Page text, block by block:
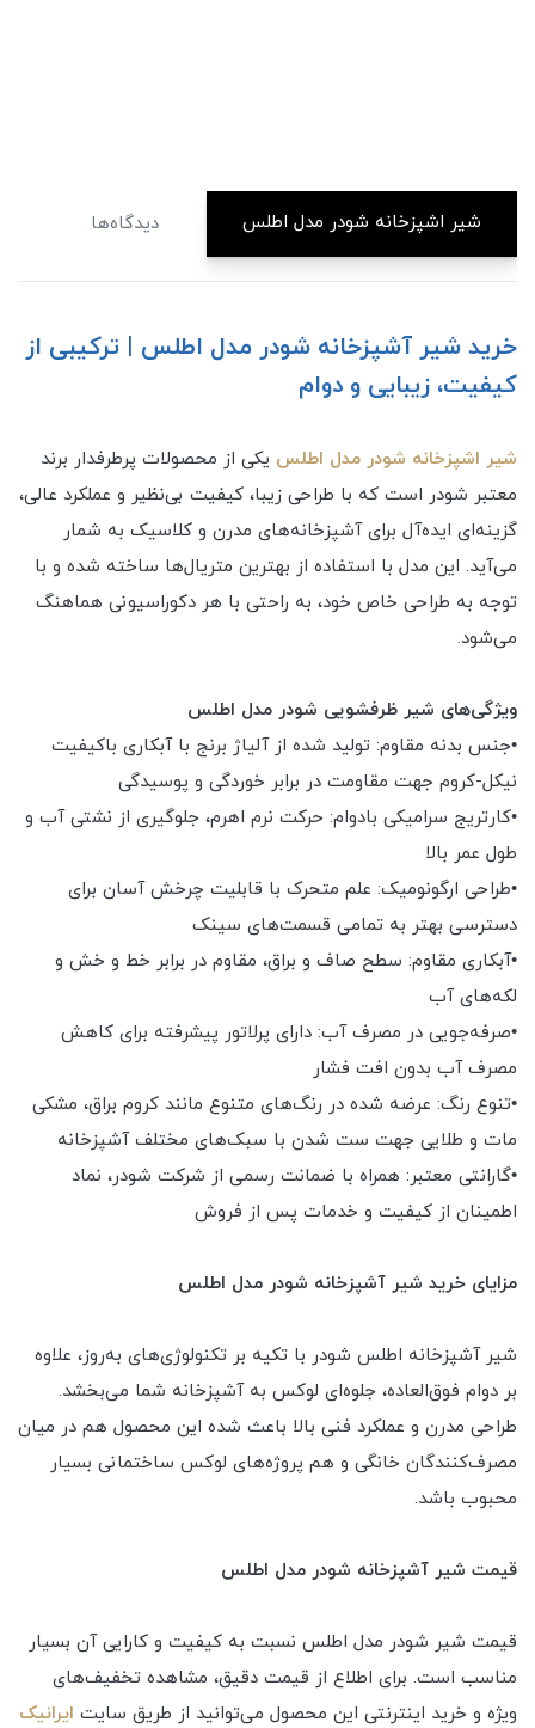
شیر اشپزخانه شودر مدل اطلس دیدگاه‌ها
خرید شیر آشپزخانه شودر مدل اطلس | ترکیبی از
کیفیت، زیبایی و دوام
شیر اشپزخانه شودر مدل اطلس یکی از محصولات پرطرفدار برند
معتبر شودر است که با طراحی زیبا، کیفیت بی‌نظیر و عملکرد عالی،
گزینه‌ای ایده‌آل برای آشپزخانه‌های مدرن و کلاسیک به شمار
می‌آید. این مدل با استفاده از بهترین متریال‌ها ساخته شده و با
توجه به طراحی خاص خود، به راحتی با هر دکوراسیونی هماهنگ
می‌شود.
ویژگی‌های شیر ظرفشویی شودر مدل اطلس
•جنس بدنه مقاوم: تولید شده از آلیاژ برنج با آبکاری باکیفیت
نیکل-کروم جهت مقاومت در برابر خوردگی و پوسیدگی
•کارتریج سرامیکی بادوام: حرکت نرم اهرم، جلوگیری از نشتی آب و
طول عمر بالا
•طراحی ارگونومیک: علم متحرک با قابلیت چرخش آسان برای
دسترسی بهتر به تمامی قسمت‌های سینک
•آبکاری مقاوم: سطح صاف و براق، مقاوم در برابر خط و خش و
لکه‌های آب
•صرفه‌جویی در مصرف آب: دارای پرلاتور پیشرفته برای کاهش
مصرف آب بدون افت فشار
•تنوع رنگ: عرضه شده در رنگ‌های متنوع مانند کروم براق، مشکی
مات و طلایی جهت ست شدن با سبک‌های مختلف آشپزخانه
•گارانتی معتبر: همراه با ضمانت رسمی از شرکت شودر، نماد
اطمینان از کیفیت و خدمات پس از فروش
مزایای خرید شیر آشپزخانه شودر مدل اطلس
شیر آشپزخانه اطلس شودر با تکیه بر تکنولوژی‌های به‌روز، علاوه
بر دوام فوق‌العاده، جلوه‌ای لوکس به آشپزخانه شما می‌بخشد.
طراحی مدرن و عملکرد فنی بالا باعث شده این محصول هم در میان
مصرف‌کنندگان خانگی و هم پروژه‌های لوکس ساختمانی بسیار
محبوب باشد.
قیمت شیر آشپزخانه شودر مدل اطلس
قیمت شیر شودر مدل اطلس نسبت به کیفیت و کارایی آن بسیار
مناسب است. برای اطلاع از قیمت دقیق، مشاهده تخفیف‌های
ویژه و خرید اینترنتی این محصول می‌توانید از طریق سایت ایرانیک